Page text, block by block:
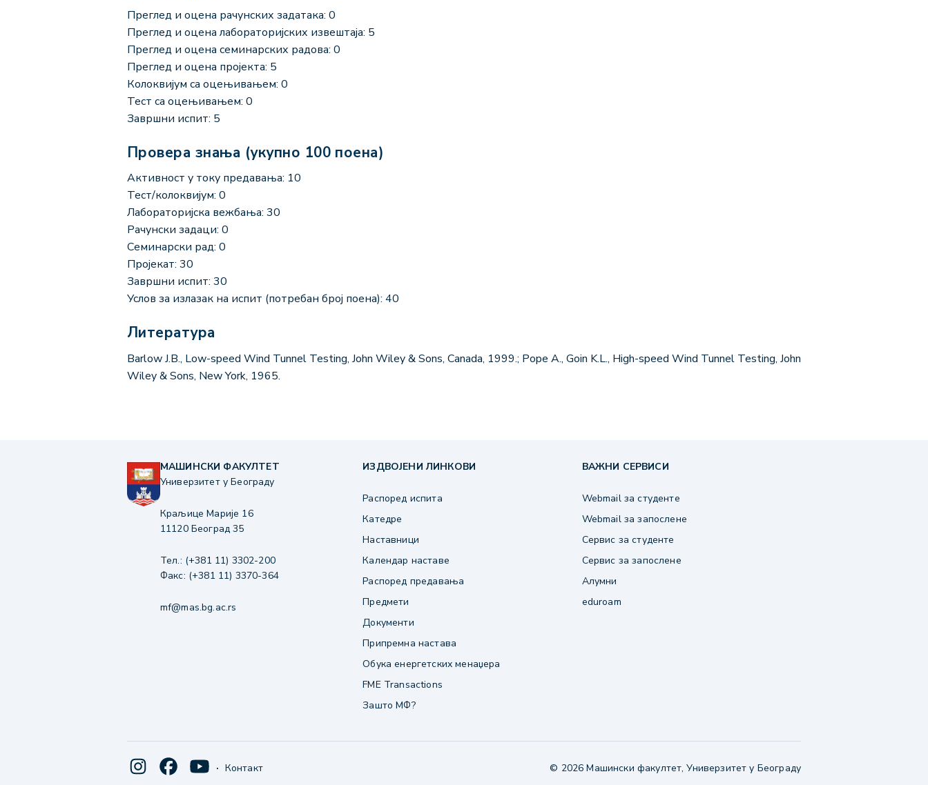
Преглед и оцена рачунских задатака: 0
Преглед и оцена лабораторијских извештаја: 5
Преглед и оцена семинарских радова: 0
Преглед и оцена пројекта: 5
Колоквијум са оцењивањем: 0
Тест са оцењивањем: 0
Завршни испит: 5
Провера знања (укупно 100 поена)
Активност у току предавања: 10
Тест/колоквијум: 0
Лабораторијска вежбања: 30
Рачунски задаци: 0
Семинарски рад: 0
Пројекат: 30
Завршни испит: 30
Услов за излазак на испит (потребан број поена): 40
Литература
Barlow J.B., Low-speed Wind Tunnel Testing, John Wiley & Sons, Canada, 1999.; Pope A., Goin K.L., High-speed Wind Tunnel Testing, John
Wiley & Sons, New York, 1965.
МАШИНСКИ ФАКУЛТЕТ
Универзитет у Београду
Краљице Марије 16
11120 Београд 35
Тел.: (+381 11) 3302-200
Факс: (+381 11) 3370-364
mf@mas.bg.ac.rs
ИЗДВОЈЕНИ ЛИНКОВИ
Распоред испита
Катедре
Наставници
Календар наставе
Распоред предавања
Предмети
Документи
Припремна настава
Обука енергетских менаџера
FME Transactions
Зашто МФ?
ВАЖНИ СЕРВИСИ
Webmail за студенте
Webmail за запослене
Сервис за студенте
Сервис за запослене
Алумни
eduroam
· Контакт © 2026 Машински факултет, Универзитет у Београду